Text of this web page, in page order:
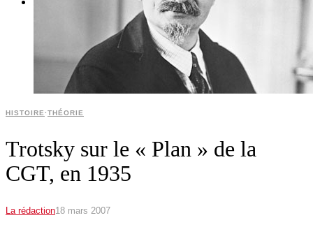
HISTOIRE·THÉORIE
Trotsky sur le « Plan » de la
CGT, en 1935
La rédaction18 mars 2007